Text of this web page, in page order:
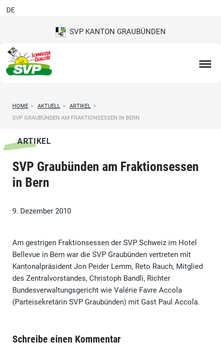
SVP KANTON GRAUBÜNDEN
DE
HOME > AKTUELL > ARTIKEL >
SVP GRAUBÜNDEN AM FRAKTIONSESSEN IN BERN
ARTIKEL
SVP Graubünden am Fraktionsessen
in Bern
9. Dezember 2010
Am gestrigen Fraktionsessen der SVP Schweiz im Hotel
Bellevue in Bern war die SVP Graubünden vertreten mit
Kantonalpräsident Jon Peider Lemm, Reto Rauch, Mitglied
des Zentralvorstandes, Christoph Bandli, Richter
Bundesverwaltungsgericht wie Valérie Favre Accola
(Parteisekretärin SVP Graubünden) mit Gast Paul Accola.
Schreibe einen Kommentar